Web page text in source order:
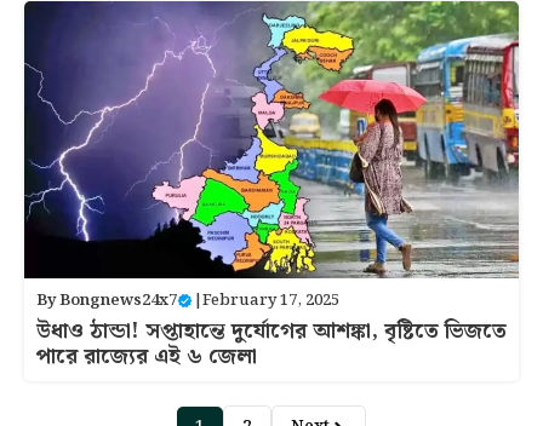
ByBongnews24x7 |February 17, 2025
উধাও ঠান্ডা! সপ্তাহান্তে দুর্যোগের আশঙ্কা, বৃষ্টিতে ভিজতে
পারে রাজ্যের এই ৬ জেলা